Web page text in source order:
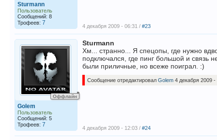
Sturmann
Пользователь
Сообщений: 8
Трофеев: 7 4 декабря 2009 - 06:31 / #23
Оффлайн
Golem
Пользователь
Сообщений: 5
Трофеев: 7
Sturmann
Хм... странно... Я спецопы, где нужно
подключался, где пинг большой и связь
были приличные, но всеже поиграл. :)
Сообщение отредактировал Golem 4 декабря 2009 -
4 декабря 2009 - 12:03 / #24